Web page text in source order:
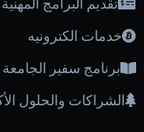
تقديم البرامج المهنية
خدمات الكترونيه
برنامج سفير الجامعة
الشراكات والحلول